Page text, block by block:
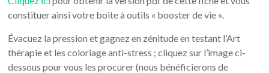
constituer ainsi votre boite à outils « booster de vie ».
Évacuez la pression et gagnez en zénitude en testant l’Art
thérapie et les coloriage anti-stress ; cliquez sur l’image ci-
dessous pour vous les procurer (nous bénéficierons de